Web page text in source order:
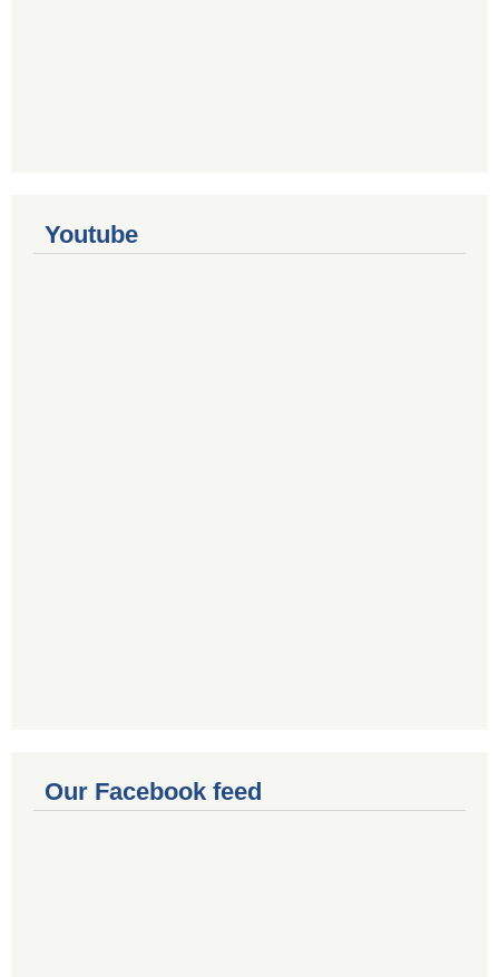
Youtube
Our Facebook feed